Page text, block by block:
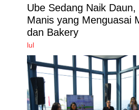
Ube Sedang Naik Daun,
Manis yang Menguasai
dan Bakery
lul